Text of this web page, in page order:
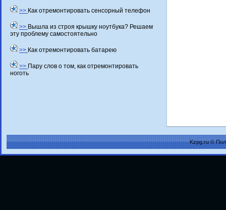
>> Как отремонтировать сенсорный телефон
>> Вышла из строя крышку ноутбука? Решаем
эту проблему самостоятельно
>> Как отремонтировать батарею
>> Пару слов о том, как отремонтировать
ноготь
Kzpg.ru ©